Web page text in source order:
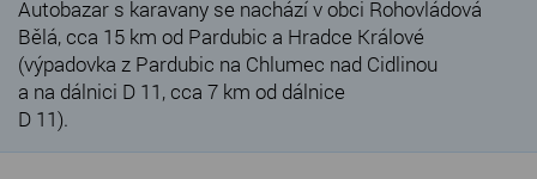
Autobazar s karavany se nachází v obci Rohovládová
Bělá, cca 15 km od Pardubic a Hradce Králové
(výpadovka z Pardubic na Chlumec nad Cidlinou
a na dálnici D 11, cca 7 km od dálnice
D 11).